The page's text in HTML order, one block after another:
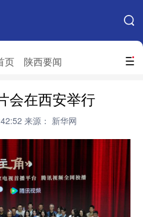
搜索
页 陕西要闻
地图
河北
湖北
海南 重庆
会在西安举行
来源： 新华网